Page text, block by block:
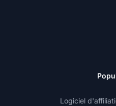
Logiciel